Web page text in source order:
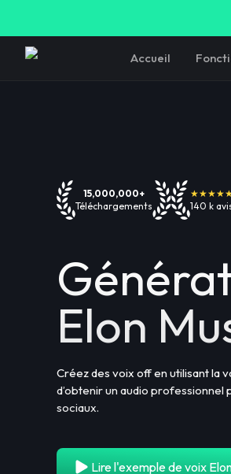
Accueil
15,000,000+
Téléchargements
140 k
Elon
Créez des voix off en utilisant la
d’obtenir un audio
sociaux.
Lire l'exemple de voix